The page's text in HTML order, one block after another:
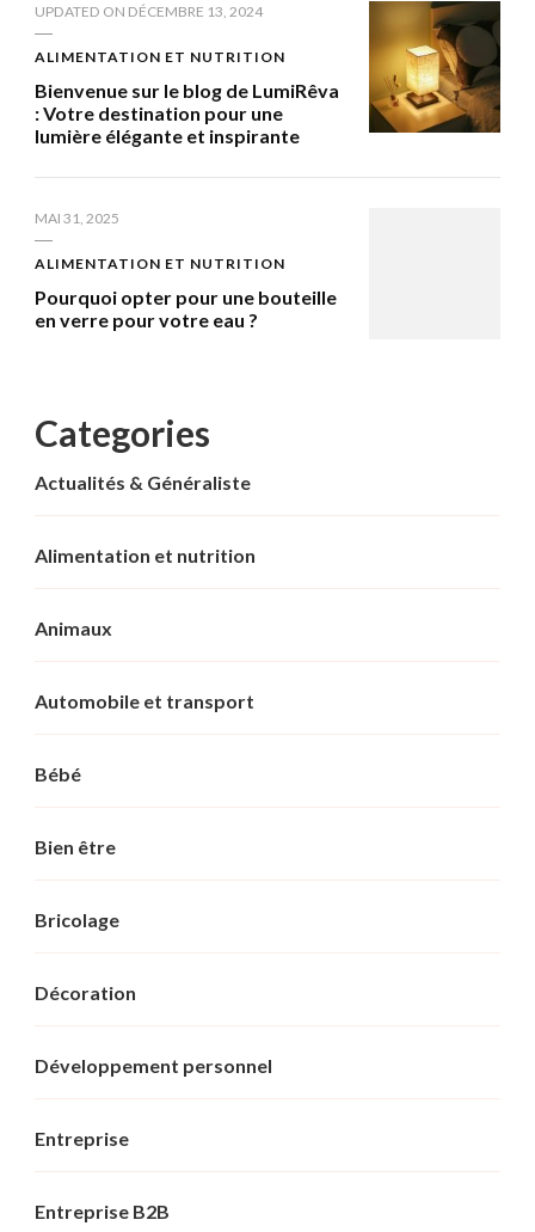
UPDATED ON DÉCEMBRE 13, 2024
ALIMENTATION ET NUTRITION
Bienvenue sur le blog de LumiRêva
: Votre destination pour une
lumière élégante et inspirante
MAI 31, 2025
ALIMENTATION ET NUTRITION
Pourquoi opter pour une bouteille
en verre pour votre eau ?
Categories
Actualités & Généraliste
Alimentation et nutrition
Animaux
Automobile et transport
Bébé
Bien être
Bricolage
Décoration
Développement personnel
Entreprise
Entreprise B2B